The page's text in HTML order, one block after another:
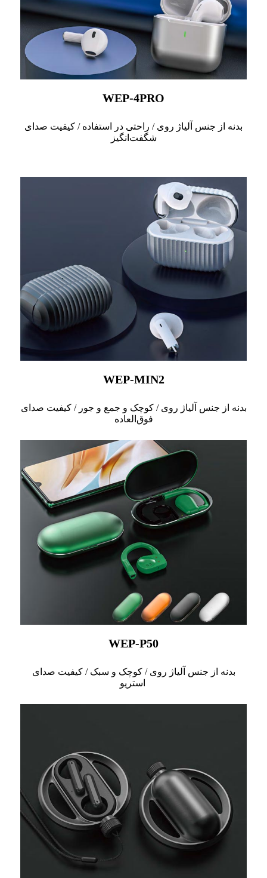
WEP-4PRO
بدنه از جنس آلیاژ روی / راحتی در استفاده / کیفیت صدای
شگفت‌انگیز
WEP-MIN2
بدنه از جنس آلیاژ روی / کوچک و جمع و جور / کیفیت صدای
فوق‌العاده
WEP-P50
بدنه از جنس آلیاژ روی / کوچک و سبک / کیفیت صدای
استریو